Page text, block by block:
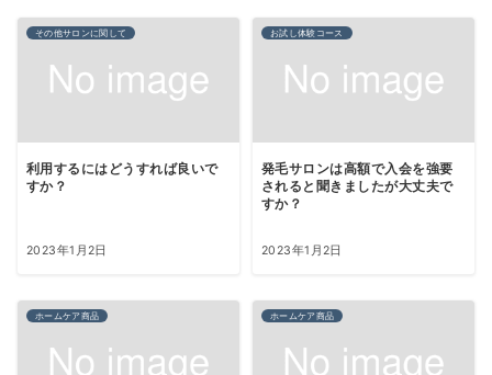
その他サロンに関して
利用するにはどうすれば良いで
すか？
2023年1月2日
お試し体験コース
発毛サロンは高額で入会を強要
されると聞きましたが大丈夫で
すか？
2023年1月2日
ホームケア商品 ホームケア商品